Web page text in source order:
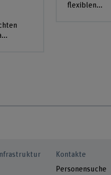
flexiblen...
Kontakte
Personensuche